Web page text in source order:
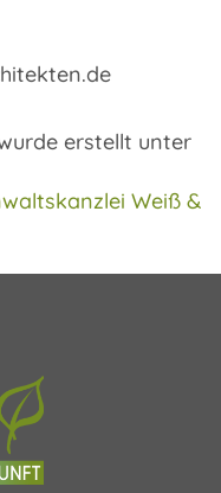
erstellt unter
Weiß &